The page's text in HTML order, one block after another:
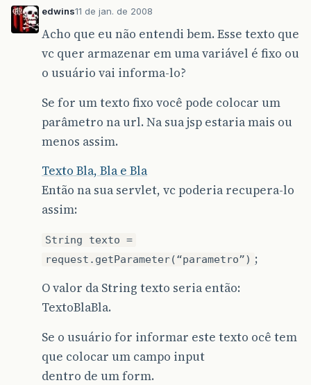
edwins11 de jan. de 2008
Acho que eu não entendi bem. Esse texto que
vc quer armazenar em uma variável é fixo ou
o usuário vai informa-lo?
Se for um texto fixo você pode colocar um
parâmetro na url. Na sua jsp estaria mais ou
menos assim.
Texto Bla, Bla e Bla
Então na sua servlet, vc poderia recupera-lo
assim:
String texto =
request.getParameter(“parametro”) ;
O valor da String texto seria então:
TextoBlaBla.
Se o usuário for informar este texto ocê tem
que colocar um campo input
dentro de um form.